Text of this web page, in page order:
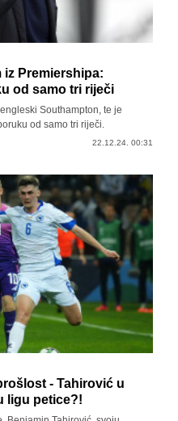
iz Premiershipa:
od samo tri riječi
Southampton, te je
od samo tri riječi.
22.12.24. 00:31
- Tahirović u
ligu petice?!